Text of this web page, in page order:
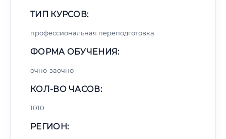
ТИП КУРСОВ:
профессиональная переподготовка
ФОРМА ОБУЧЕНИЯ:
очно-заочно
КОЛ-ВО ЧАСОВ:
1010
РЕГИОН: